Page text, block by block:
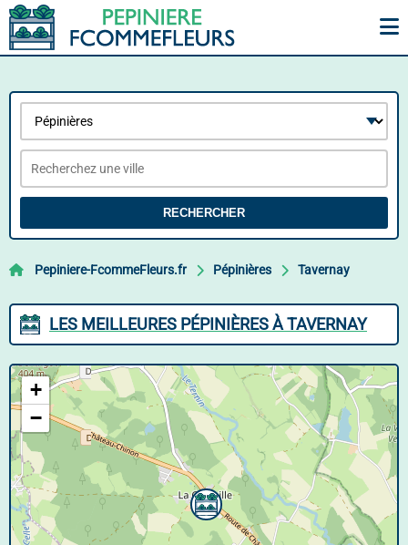
RECHERCHER
Pepiniere-FcommeFleurs.fr Pépinières Tavernay
LES MEILLEURES PÉPINIÈRES À TAVERNAY
+
−